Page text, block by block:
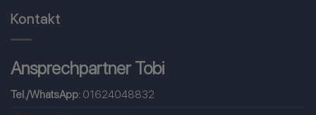
Kontakt
Ansprechpartner Tobi
Tel./WhatsApp: 01624048832